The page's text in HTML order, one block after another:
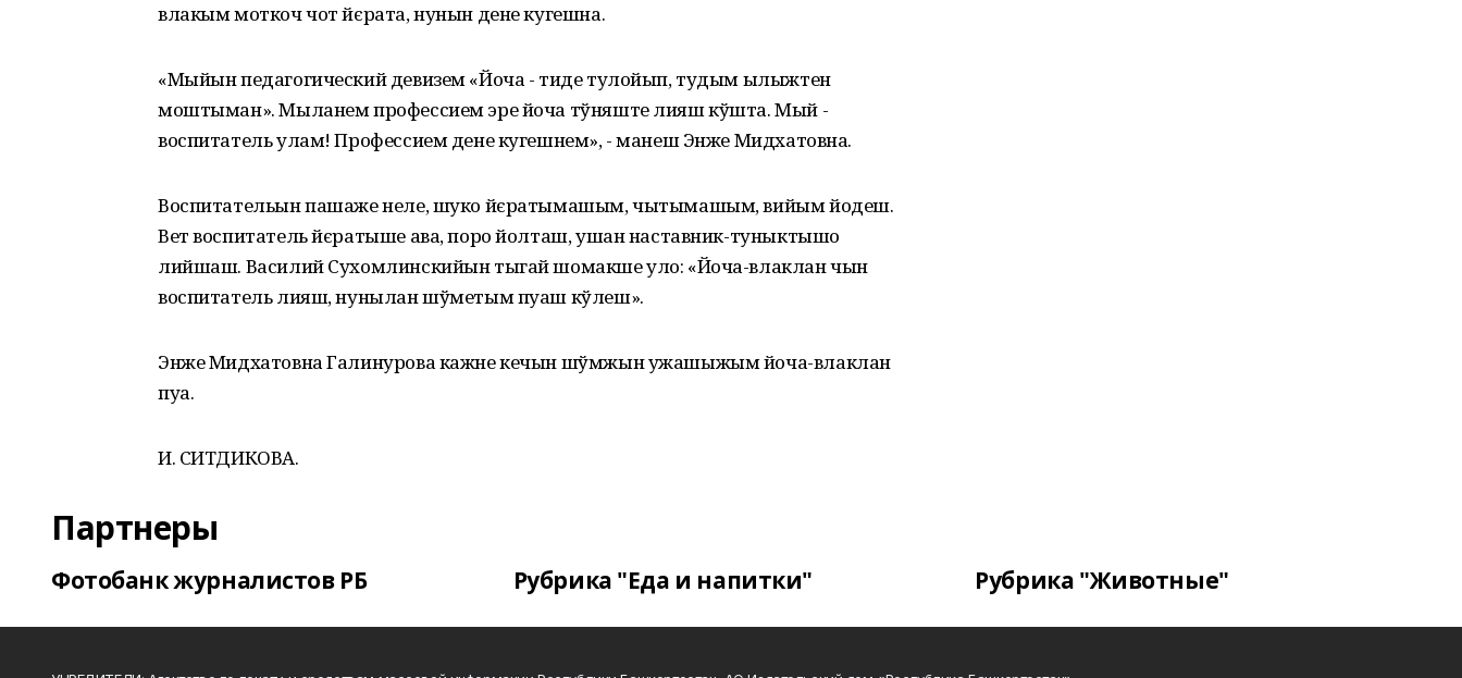
влакым моткоч чот йєрата, нунын дене кугешна.
«Мыйын педагогический девизем «Йоча - тиде тулойып, тудым ылыжтен
моштыман». Мыланем профессием эре йоча тўняште лияш кўшта. Мый -
воспитатель улам! Профессием дене кугешнем», - манеш Энже Мидхатовна.
Воспитательын пашаже неле, шуко йєратымашым, чытымашым, вийым йодеш.
Вет воспитатель йєратыше ава, поро йолташ, ушан наставник-туныктышо
лийшаш. Василий Сухомлинскийын тыгай шомакше уло: «Йоча-влаклан чын
воспитатель лияш, нунылан шўметым пуаш кўлеш».
Энже Мидхатовна Галинурова кажне кечын шўмжын ужашыжым йоча-влаклан
пуа.
И. СИТДИКОВА.
Партнеры
Фотобанк журналистов РБ Рубрика "Еда и напитки" Рубрика "Животные"